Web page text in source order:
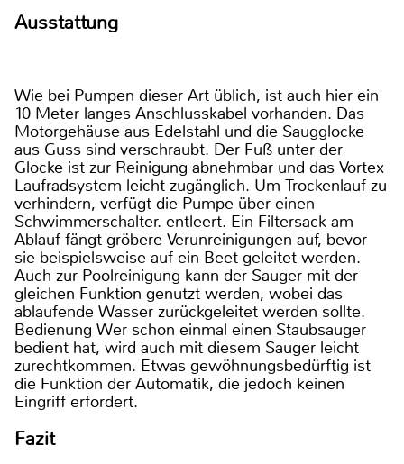
Ausstattung
Wie bei Pumpen dieser Art üblich, ist auch hier ein
10 Meter langes Anschlusskabel vorhanden. Das
Motorgehäuse aus Edelstahl und die Saugglocke
aus Guss sind verschraubt. Der Fuß unter der
Glocke ist zur Reinigung abnehmbar und das Vortex
Laufradsystem leicht zugänglich. Um Trockenlauf zu
verhindern, verfügt die Pumpe über einen
Schwimmerschalter. entleert. Ein Filtersack am
Ablauf fängt gröbere Verunreinigungen auf, bevor
sie beispielsweise auf ein Beet geleitet werden.
Auch zur Poolreinigung kann der Sauger mit der
gleichen Funktion genutzt werden, wobei das
ablaufende Wasser zurückgeleitet werden sollte.
Bedienung Wer schon einmal einen Staubsauger
bedient hat, wird auch mit diesem Sauger leicht
zurechtkommen. Etwas gewöhnungsbedürftig ist
die Funktion der Automatik, die jedoch keinen
Eingriff erfordert.
Fazit